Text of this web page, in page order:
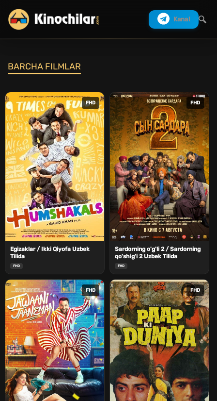
Kanal
BARCHA FILMLAR
FHD
Egizaklar / Ikki Qiyofa Uzbek
Tilida
FHD
FHD
Sardorning o'g'li 2 / Sardorning
qo'shig'i 2 Uzbek Tilida
FHD
FHD FHD